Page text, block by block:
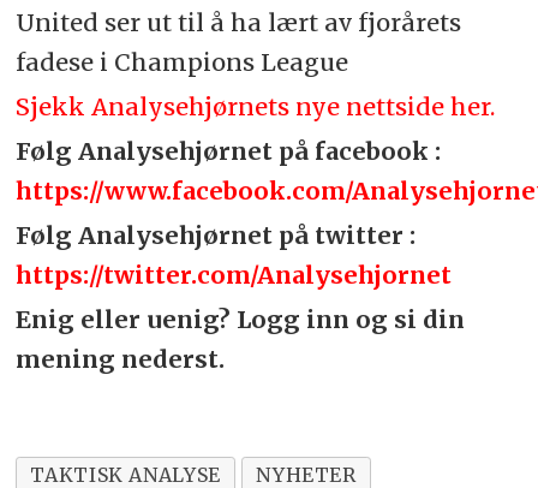
United ser ut til å ha lært av fjorårets
fadese i Champions League
Sjekk Analysehjørnets nye nettside her.
Følg Analysehjørnet på facebook :
https://www.facebook.com/
Følg Analysehjørnet på twitter :
https://twitter.com/Analysehjornet
Enig eller uenig? Logg inn og si din
mening nederst.
TAKTISK ANALYSE
NYHETER